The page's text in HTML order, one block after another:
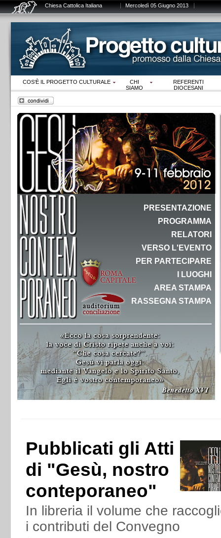
Chiesa Cattolica Italiana Mercoledì 05 Giugno 2013
COS‘È IL PROGETTO CULTURALE
CHI
SIAMO
REFERENTI
DIOCESANI
PRESENTAZIONE
PROGRAMMA
RELATORI
VERSO L'EVENTO
PER PARTECIPARE
I LUOGHI
AREA STAMPA
RASSEGNA STAMPA
Pubblicati gli Atti
di "Gesù, nostro
conteporaneo"
In libreria il volume che
i contributi del Convegno